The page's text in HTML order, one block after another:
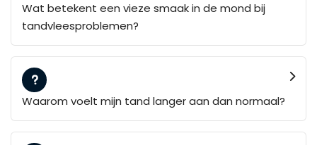
Wat betekent een vieze smaak in de mond bij
tandvleesproblemen?
Waarom voelt mijn tand langer aan dan normaal?